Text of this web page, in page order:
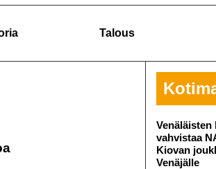
Talous
vahvistaa
Kiovan
Venäjälle